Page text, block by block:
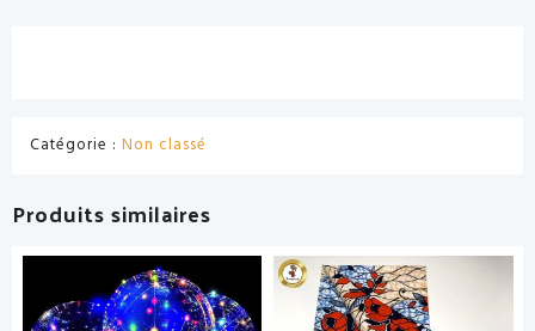
Catégorie : Non classé
Produits similaires